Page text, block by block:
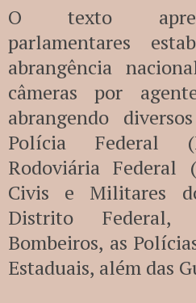
O texto
parlamentares
abrangência
câmeras por
abrangendo
Polícia Federal
Rodoviária Federal
Civis e Militares
Distrito
Bombeiros, as
Estaduais, além das